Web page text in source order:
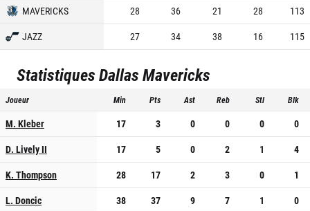
MAVERICKS 28 36 21 28
113
JAZZ
27 34 38 16 115
StatistiquesDallas Mavericks
Joueur Min Pts Ast Reb Stl Blk
M. Kleber 17 3 0 0 0
0
D. Lively II
17 5 0 2 1
4
K. Thompson
28 17 2 3 0
1
L. Doncic
38 37 9 7 1
0